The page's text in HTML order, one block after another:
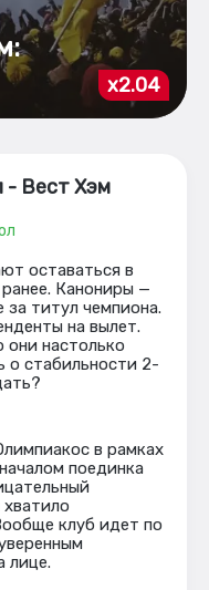
x2.04
- Вест Хэм
оставаться в
Канониры —
за титул чемпиона.
на вылет.
они настолько
о стабильности 2-
в рамках
поединка
клуб идет по
лице.